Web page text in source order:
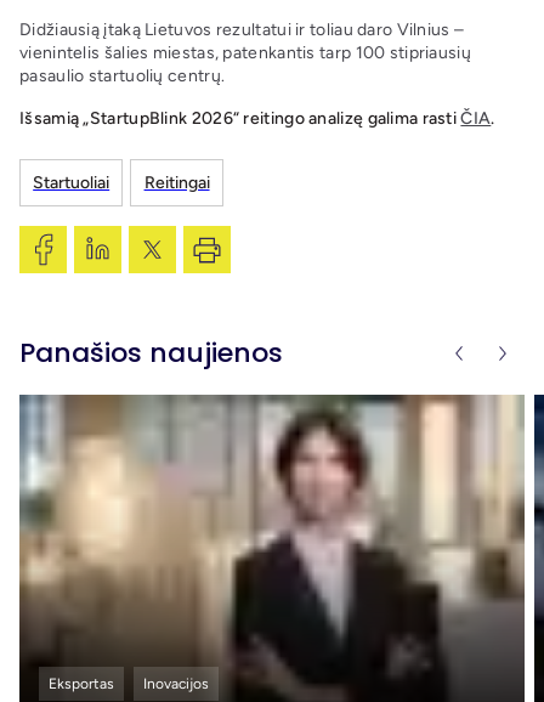
Didžiausią įtaką Lietuvos rezultatui ir toliau daro Vilnius –
vienintelis šalies miestas, patenkantis tarp 100 stipriausių
pasaulio startuolių centrų.
Išsamią „StartupBlink 2026“ reitingo analizę galima rastiČIA.
Startuoliai Reitingai
Panašios naujienos
Eksportas Inovacijos